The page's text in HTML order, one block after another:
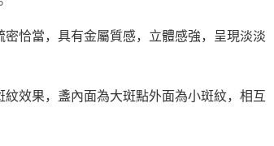
恰當，具有金屬質感，立體感強，呈現淡淡
效果，盞內面為大斑點外面為小斑紋，相互